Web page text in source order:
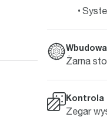
Żarna
Kontrola
Zegar